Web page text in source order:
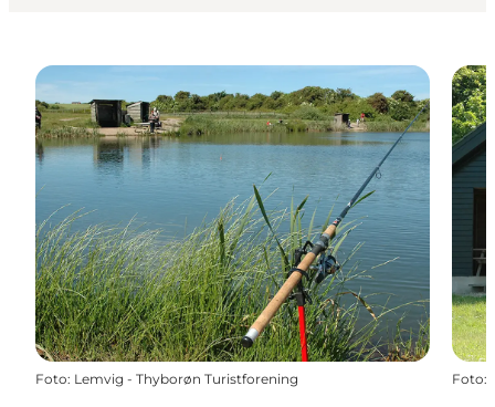
Foto: Lemvig - Thyborøn Turistforening Foto: